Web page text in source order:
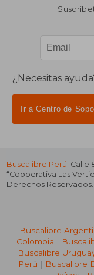
¿Necesitas
Ir a Centro de
Buscalibre Perú .
“Cooperativa Las
Derechos Reservados.
Buscalibre
Colombia |
Buscalibre
Perú | Buscalibre